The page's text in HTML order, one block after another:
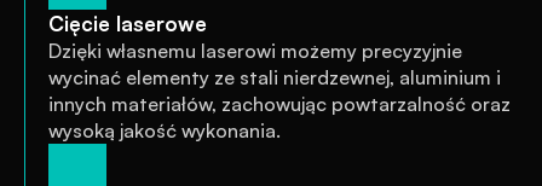
Cięcie laserowe
Dzięki własnemu laserowi możemy precyzyjnie
wycinać elementy ze stali nierdzewnej, aluminium i
innych materiałów, zachowując powtarzalność oraz
wysoką jakość wykonania.